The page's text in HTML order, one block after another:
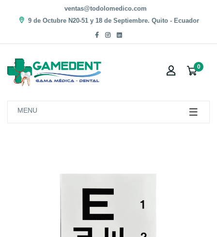
ventas@todolomedico.com
9 de Octubre N20-51 y 18 de Septiembre. Quito - Ecuador
0
MENU